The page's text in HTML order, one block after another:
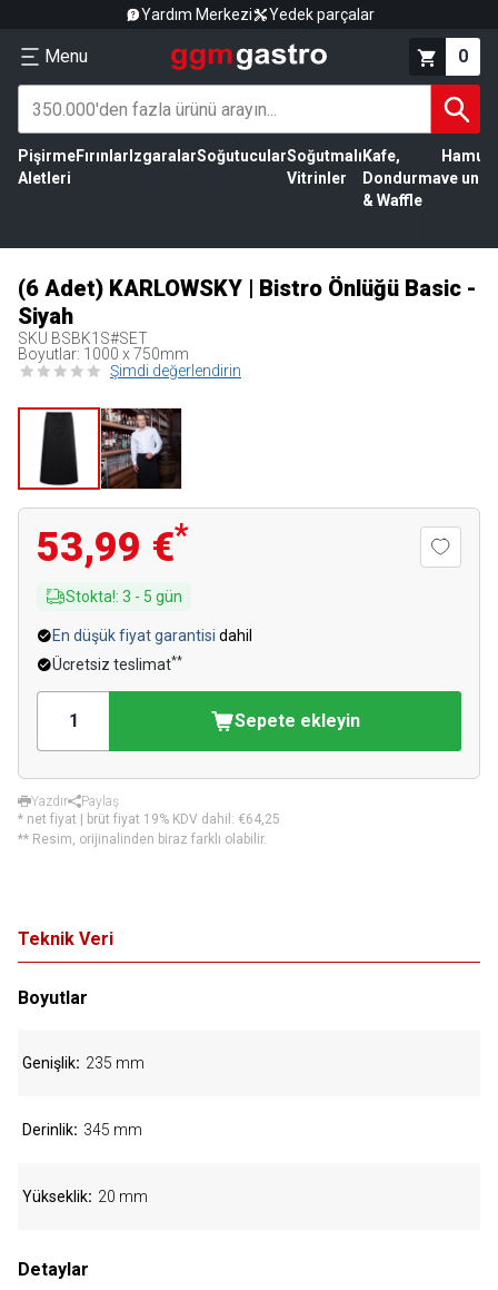
Yardım Merkezi Yedek parçalar
Menu 0
Pişirme
Aletleri
Fırınlar IzgaralarSoğutucularSoğutmalı
Vitrinler
Kafe,
Dondurma
& Waffle
Hamur
ve un
(6 Adet) KARLOWSKY | Bistro Önlüğü Basic -
Siyah
SKU BSBK1S#SET
Boyutlar: 1000 x 750mm
Şimdi değerlendirin
53,99 €*
Stokta!: 3 - 5 gün
En düşük fiyat garantisi dahil
Ücretsiz teslimat**
Sepete ekleyin
Yazdır
Paylaş
* net fiyat | brüt fiyat 19% KDV dahil: €64,25
** Resim, orijinalinden biraz farklı olabilir.
Teknik Veri
Boyutlar
Genişlik 235 mm
Derinlik 345 mm
Yükseklik 20 mm
Detaylar